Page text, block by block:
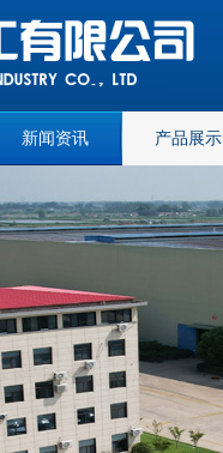
新闻资讯 产品展示